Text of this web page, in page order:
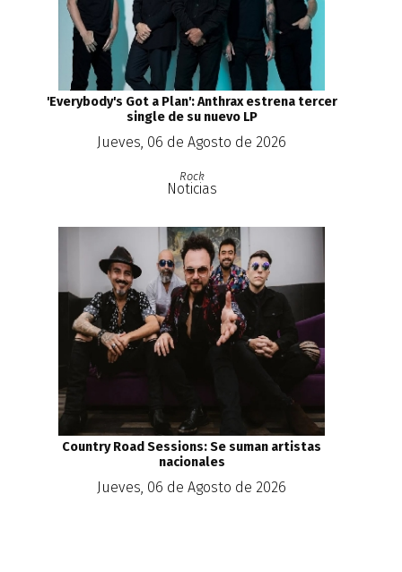
'Everybody's Got a Plan': Anthrax estrena tercer
single de su nuevo LP
Jueves, 06 de Agosto de 2026
Rock
Noticias
Country Road Sessions: Se suman artistas
nacionales
Jueves, 06 de Agosto de 2026